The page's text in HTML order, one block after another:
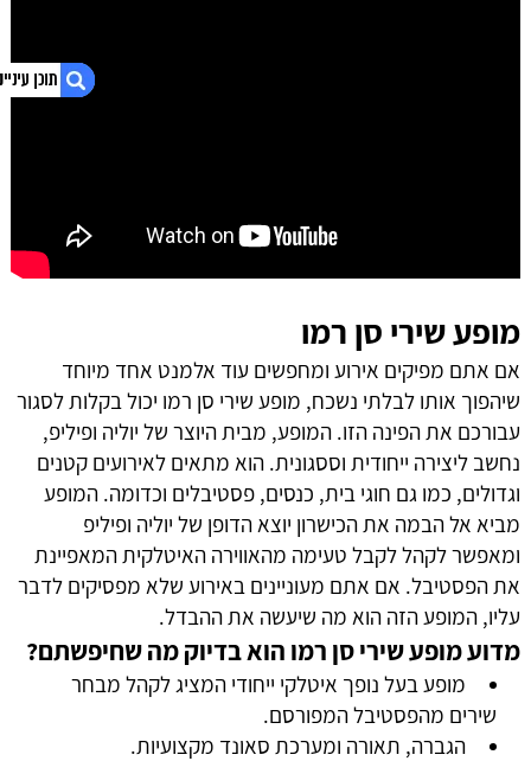
מופע שירי סן רמו
אם אתם מפיקים אירוע ומחפשים עוד אלמנט אחד מיוחד
שיהפוך אותו לבלתי נשכח, מופע שירי סן רמו יכול בקלות לסגור
עבורכם את הפינה הזו. המופע, מבית היוצר של יוליה ופיליפ,
נחשב ליצירה ייחודית וססגונית. הוא מתאים לאירועים קטנים
וגדולים, כמו גם חוגי בית, כנסים, פסטיבלים וכדומה. המופע
מביא אל הבמה את הכישרון יוצא הדופן של יוליה ופיליפ
ומאפשר לקהל לקבל טעימה מהאווירה האיטלקית המאפיינת
את הפסטיבל. אם אתם מעוניינים באירוע שלא מפסיקים לדבר
עליו, המופע הזה הוא מה שיעשה את ההבדל.
מדוע מופע שירי סן רמו הוא בדיוק מה שחיפשתם?
מופע בעל נופך איטלקי ייחודי המציג לקהל מבחר
שירים מהפסטיבל המפורסם.
הגברה, תאורה ומערכת סאונד מקצועיות.